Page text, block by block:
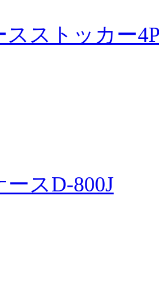
ストッカー
スD-800J